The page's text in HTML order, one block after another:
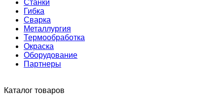
Станки
Гибка
Сварка
Металлургия
Термообработка
Окраска
Оборудование
Партнеры
Каталог товаров